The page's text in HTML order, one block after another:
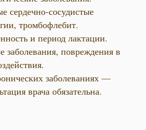
сердечно-сосудистые
тромбофлебит.
и период лактации.
заболевания, повреждения в
заболеваниях —
врача обязательна.